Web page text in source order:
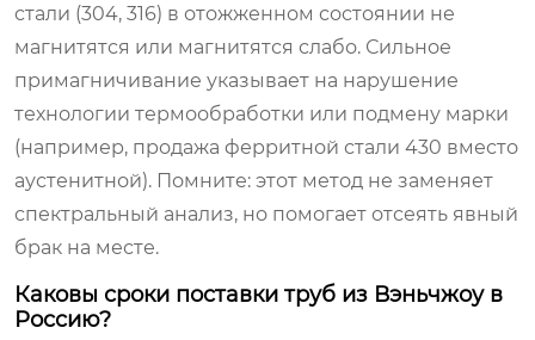
стали (304, 316) в отожженном состоянии не
магнитятся или магнитятся слабо. Сильное
примагничивание указывает на нарушение
технологии термообработки или подмену марки
(например, продажа ферритной стали 430 вместо
аустенитной). Помните: этот метод не заменяет
спектральный анализ, но помогает отсеять явный
брак на месте.
Каковы сроки поставки труб из Вэньчжоу в
Россию?